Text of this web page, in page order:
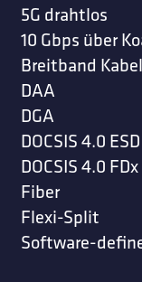
5G drahtlos
10 Gbps über
Breitband Kabel
DAA
DGA
DOCSIS 4.0 ESD
DOCSIS 4.0 FDx
Fiber
Flexi-Split
Software-